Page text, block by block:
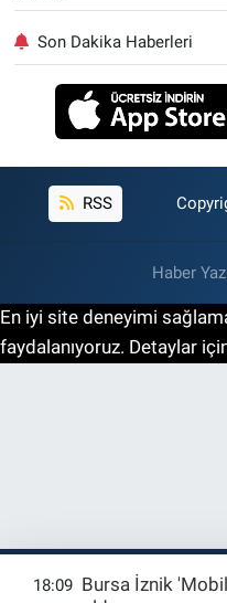
Son Dakika Haberleri
RSS
Haber
En iyi site deneyimi
faydalanıyoruz. Detaylar
18:09 Bursa İznik